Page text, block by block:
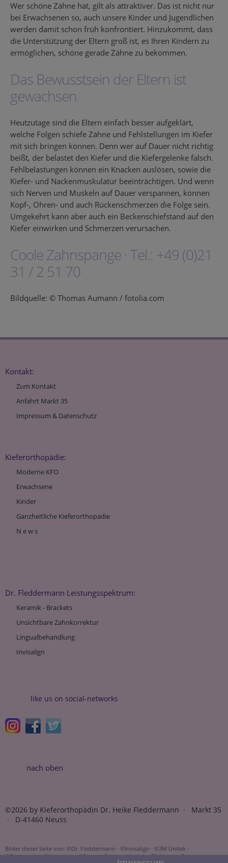
Wer schöne Zähne hat, gilt als attraktiver. Das ist nicht nur
bei Erwachsenen so, auch unsere Kinder und Jugendlichen
werden damit schon früh konfrontiert. Hinzukommt, dass
die Unterstützung der Eltern groß ist, es Ihren Kindern zu
ermöglichen, schöne gerade Zähne zu bekommen.
Das Bewusstsein der Eltern ist
gewachsen
Heutzutage sind die Eltern einfach besser aufgeklärt,
welche Folgen schiefe Zähne und Fehlstellungen im Kiefer
mit sich bringen können. Denn wer auf Dauer nicht richtig
beißt, der belastet den Kiefer und die Kiefergelenke falsch.
Fehlbelastungen können ein Knacken auslösen, sowie die
Kiefer- und Nackenmuskulatur beeinträchtigen. Und wenn
sich Nerven und Muskeln auf Dauer verspannen, können
Kopf-, Ohren- und auch Rückenschmerzen die Folge sein.
Umgekehrt kann aber auch ein Beckenschiefstand auf den
Kiefer einwirken und Schmerzen verursachen.
Coole Zahnspange · Tel.: +49 (0)21
31 / 2 51 70
Bildquelle: © Thomas Aumann / fotolia.com
Kontakt:
Zum Kontakt
Anfahrt Markt 35
Impressum & Datenschutz
Kieferorthopädie:
Moderne KFO
Erwachsene
Kinder
Ganzheitliche Kieferorthopädie
N e w s
Dr. Fleddermann Leistungsspektrum:
Keramik - Brackets
Unsichtbare Zahnkorrektur
Lingualbehandlung
Invisalign
like us on social-networks
nach oben
©2026 by Kieferorthopädin Dr. Heike Fleddermann · Markt 35
· D-41460 Neuss
Bilder dieser Seite von: ©Dr. Fleddermann · ©Invisalign · ©3M Unitek ·
©Dentaurum · ©Incognito · ©Damon Ormco · Wechsler Bilder von: Dr.